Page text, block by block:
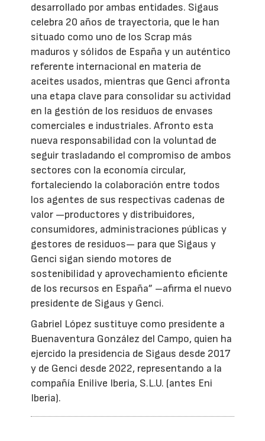
desarrollado por ambas entidades. Sigaus
celebra 20 años de trayectoria, que le han
situado como uno de los Scrap más
maduros y sólidos de España y un auténtico
referente internacional en materia de
aceites usados, mientras que Genci afronta
una etapa clave para consolidar su actividad
en la gestión de los residuos de envases
comerciales e industriales. Afronto esta
nueva responsabilidad con la voluntad de
seguir trasladando el compromiso de ambos
sectores con la economía circular,
fortaleciendo la colaboración entre todos
los agentes de sus respectivas cadenas de
valor —productores y distribuidores,
consumidores, administraciones públicas y
gestores de residuos— para que Sigaus y
Genci sigan siendo motores de
sostenibilidad y aprovechamiento eficiente
de los recursos en España” –afirma el nuevo
presidente de Sigaus y Genci.
Gabriel López sustituye como presidente a
Buenaventura González del Campo, quien ha
ejercido la presidencia de Sigaus desde 2017
y de Genci desde 2022, representando a la
compañía Enilive Iberia, S.L.U. (antes Eni
Iberia).